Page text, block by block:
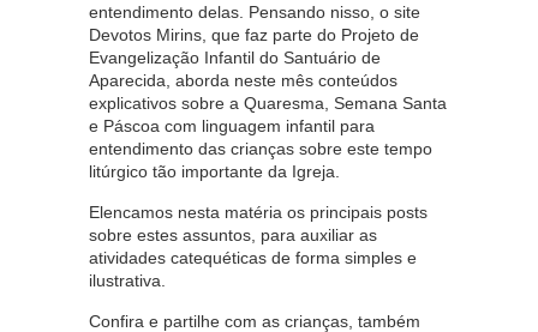
entendimento delas. Pensando nisso, o site
Devotos Mirins, que faz parte do Projeto de
Evangelização Infantil do Santuário de
Aparecida, aborda neste mês conteúdos
explicativos sobre a Quaresma, Semana Santa
e Páscoa com linguagem infantil para
entendimento das crianças sobre este tempo
litúrgico tão importante da Igreja.
Elencamos nesta matéria os principais posts
sobre estes assuntos, para auxiliar as
atividades catequéticas de forma simples e
ilustrativa.
Confira e partilhe com as crianças, também